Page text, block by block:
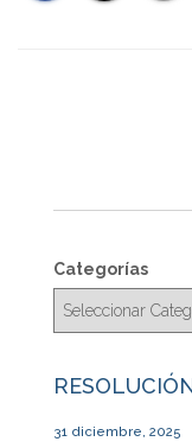
u
c
a
Categorías
31 diciembre, 2025